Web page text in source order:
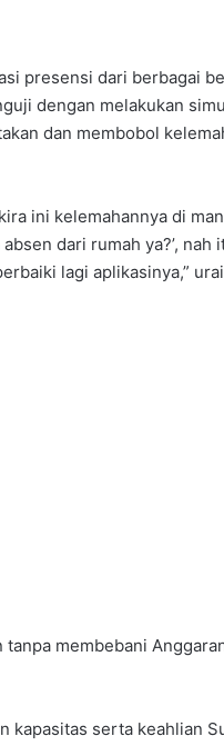
presensi dari berbagai
dengan melakukan
dan membobol
ini kelemahannya di
dari rumah ya?’,
lagi aplikasinya,”
membebani
kapasitas serta keahlian